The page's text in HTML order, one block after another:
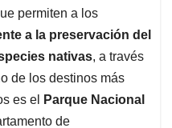
permiten a los
a la preservación del
nativas, a través
de los destinos más
es el
Parque Nacional
de